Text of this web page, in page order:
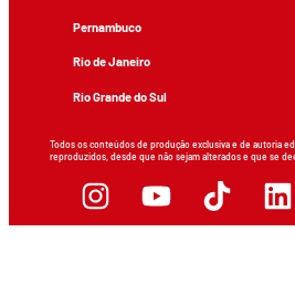
Pernambuco
Rio de Janeiro
Rio Grande do Sul
Todos os conteúdos de produção exclusiva e de autoria
reproduzidos, desde que não sejam alterados e que se